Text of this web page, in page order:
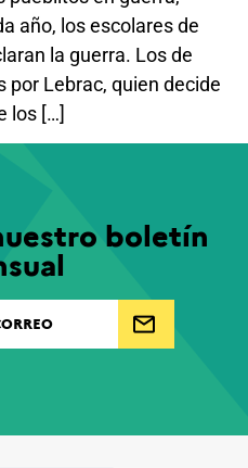
año, los escolares de
la guerra. Los de
por Lebrac, quien decide
los […]
boletín